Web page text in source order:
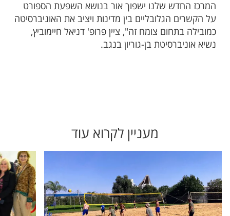
המרכז החדש שלנו ישפוך אור בנושא השפעת הספורט
על הקשרים הגלובליים בין מדינות ויציב את האוניברסיטה
כמובילה בתחום צומח זה", ציין פרופ' דניאל חיימוביץ,
נשיא אוניברסיטת בן-גוריון בנגב.
מעניין לקרוא עוד